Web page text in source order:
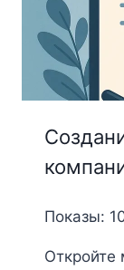
Показы:
Откройте